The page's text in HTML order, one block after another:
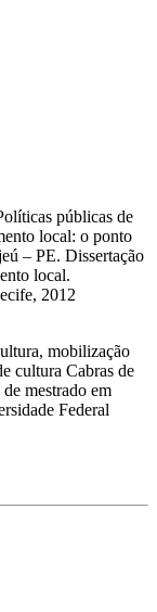
públicas de
local: o ponto
– PE. Dissertação
local.
2012
mobilização
cultura Cabras de
mestrado em
Federal